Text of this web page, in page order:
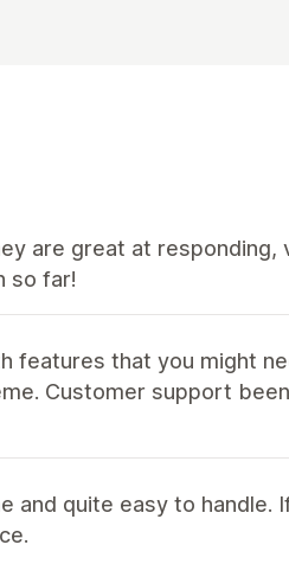
are great at
so far!
features that you might
Customer support
and quite easy to